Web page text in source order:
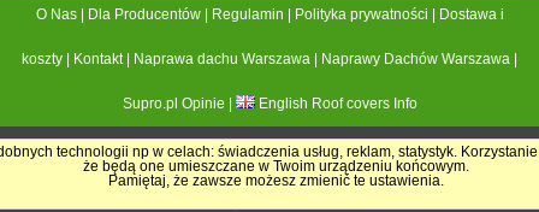
O Nas| Dla Producentów| Regulamin Polityka prywatności Dostawa i
koszty Kontakt| Naprawa dachu Warszawa Naprawy Dachów Warszawa
Supro.pl Opinie English Roof covers Info
Pokrycia Dachowe - Supro.pl
Sklep internetowy
technologii np w celach: świadczenia usług, reklam, statystyk.
że będą one umieszczane w Twoim urządzeniu końcowym.
Pamiętaj, że zawsze możesz zmienić te ustawienia.